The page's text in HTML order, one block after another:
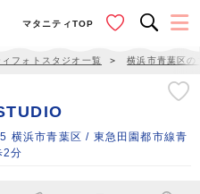
マタニティTOP
フォトスタジオ一覧 ＞ 横浜市青葉区の
横浜市青葉区 / 東急田園都市線青
2分